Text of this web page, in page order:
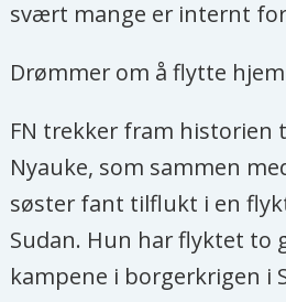
svært mange er internt
Drømmer om å flytte hjem
FN trekker fram historien
Nyauke, som sammen
søster fant tilflukt i en
Sudan. Hun har flyktet to
kampene i borgerkrigen i